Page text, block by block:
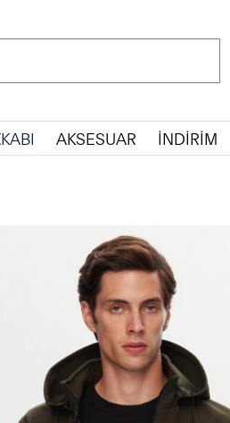
AKSESUAR İNDİRİM